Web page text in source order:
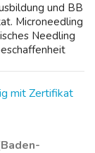
und BB
Microneedling
Needling
mit Zertifikat